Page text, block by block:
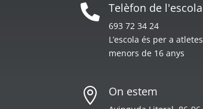
 Telèfon de l'escola
693 72 34 24
L’escola és per a atletes
menors de 16 anys
 On estem